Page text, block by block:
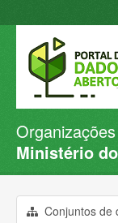
Conjuntos de
Organizações
Sobre
Organizações
Ministério
Conjuntos de